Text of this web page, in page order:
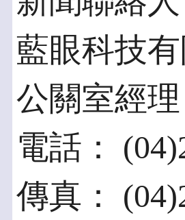
藍眼科技有
公關室經理
電話：
傳真：